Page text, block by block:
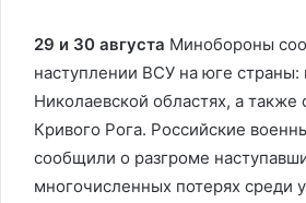
29 и 30 августа Минобороны
наступлении ВСУ на юге страны:
Николаевской областях, а также
Кривого Рога. Российские
сообщили о разгроме
многочисленных потерях среди